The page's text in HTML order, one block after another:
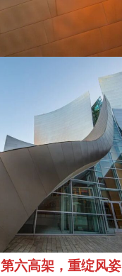
第六高架，重绽风姿